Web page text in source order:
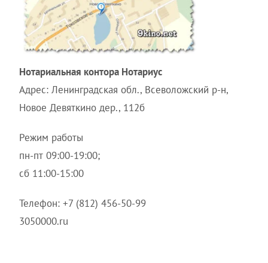
Нотариальная контора Нотариус
Адрес: Ленинградская обл., Всеволожский р-н,
Новое Девяткино дер., 112б
Режим работы
пн-пт 09:00-19:00;
сб 11:00-15:00
Телефон: +7 (812) 456-50-99
3050000.ru